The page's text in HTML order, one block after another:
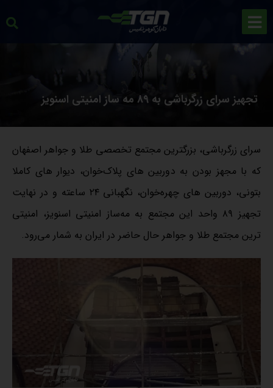
تجهیز سرای زرگرباشی به ۸۹ مه ساز امنیتی اسنویز
سرای زرگرباشی، بزرگترین مجتمع تخصصی طلا و جواهر اصفهان
که با مجهز بودن به دوربین ‌های پلاک‌خوان، دیوار های کاملا
بتونی، دوربین های چهره‌خوان، نگهبانی ۲۴ ساعته و در نهایت
تجهیز ۸۹ واحد این مجتمع به مه‌ساز امنیتی اسنویز، امنیتی
ترین مجتمع طلا و جواهر حال حاضر در ایران به شمار می‌رود.